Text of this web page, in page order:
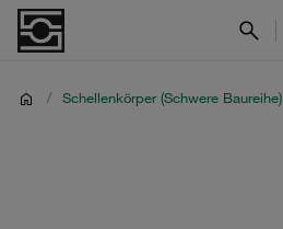
/ Schellenkörper (Schwere Baureihe)